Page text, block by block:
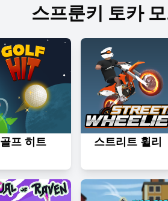
스프룬키 토카
골프 히트 스트리트 휠리